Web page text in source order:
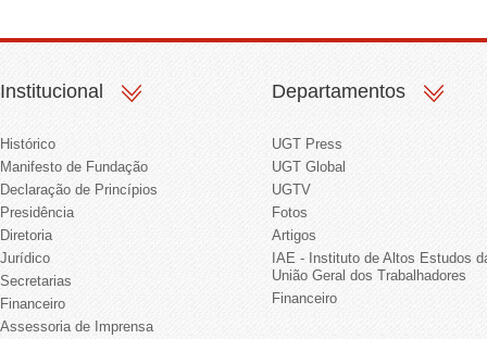
Institucional
Histórico
Manifesto de Fundação
Declaração de Princípios
Presidência
Diretoria
Jurídico
Secretarias
Financeiro
Assessoria de Imprensa
Departamentos
UGT Press
UGT Global
UGTV
Fotos
Artigos
IAE - Instituto de Altos Estudos
União Geral dos Trabalhadores
Financeiro